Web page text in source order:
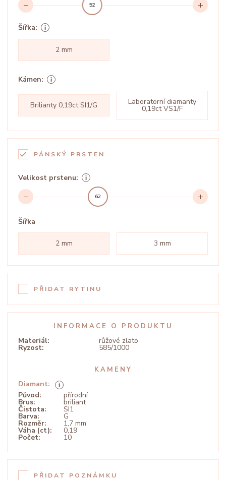
52
Šířka:
2 mm
Kámen:
Brilianty 0,19ct SI1/G Laboratorní diamanty
0,19ct VS1/F
PÁNSKÝ PRSTEN
Velikost prstenu:
62
Šířka
2 mm 3 mm
PŘIDAT RYTINU
INFORMACE O PRODUKTU
Materiál: růžové zlato
Ryzost: 585/1000
KAMENY
Diamant:
Původ:
přírodní
Brus: briliant
Čistota: SI1
Barva: G
Rozměr: 1,7 mm
Váha (ct): 0,19
Počet: 10
PŘIDAT POZNÁMKU